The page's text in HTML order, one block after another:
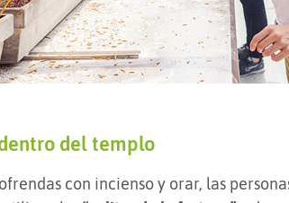
del templo
con incienso y orar, las